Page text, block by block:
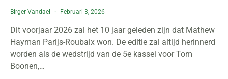
Birger Vandael Februari 3, 2026
Dit voorjaar 2026 zal het 10 jaar geleden zijn dat Mathew
Hayman Parijs-Roubaix won. De editie zal altijd herinnerd
worden als de wedstrijd van de 5e kassei voor Tom
Boonen,…